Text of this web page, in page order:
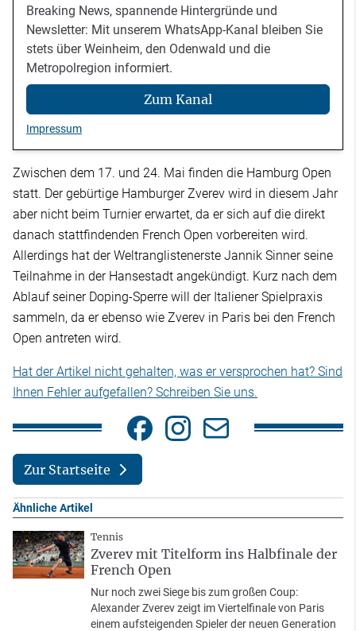
Breaking News, spannende Hintergründe und
Newsletter: Mit unserem WhatsApp-Kanal bleiben Sie
stets über Weinheim, den Odenwald und die
Metropolregion informiert.
Zum Kanal
Impressum
Zwischen dem 17. und 24. Mai finden die Hamburg Open
statt. Der gebürtige Hamburger Zverev wird in diesem Jahr
aber nicht beim Turnier erwartet, da er sich auf die direkt
danach stattfindenden French Open vorbereiten wird.
Allerdings hat der Weltranglistenerste Jannik Sinner seine
Teilnahme in der Hansestadt angekündigt. Kurz nach dem
Ablauf seiner Doping-Sperre will der Italiener Spielpraxis
sammeln, da er ebenso wie Zverev in Paris bei den French
Open antreten wird.
Hat der Artikel nicht gehalten, was er versprochen hat? Sind
Ihnen Fehler aufgefallen? Schreiben Sie uns.
Zur Startseite
Ähnliche Artikel
Tennis
Zverev mit Titelform ins Halbfinale der
French Open
Nur noch zwei Siege bis zum großen Coup:
Alexander Zverev zeigt im Viertelfinale von Paris
einem aufsteigenden Spieler der neuen Generation